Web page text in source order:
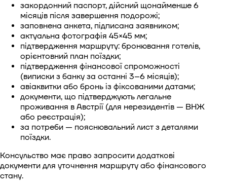
закордонний паспорт, дійсний щонайменше 6
місяців після завершення подорожі;
заповнена анкета, підписана заявником;
актуальна фотографія 45×45 мм;
підтвердження маршруту: бронювання готелів,
орієнтовний план поїздки;
підтвердження фінансової спроможності
(виписки з банку за останні 3–6 місяців);
авіаквитки або бронь із фіксованими датами;
документи, що підтверджують легальне
проживання в Австрії (для нерезидентів — ВНЖ
або реєстрація);
за потреби — пояснювальний лист з деталями
поїздки.
Консульство має право запросити додаткові
документи для уточнення маршруту або фінансового
стану.